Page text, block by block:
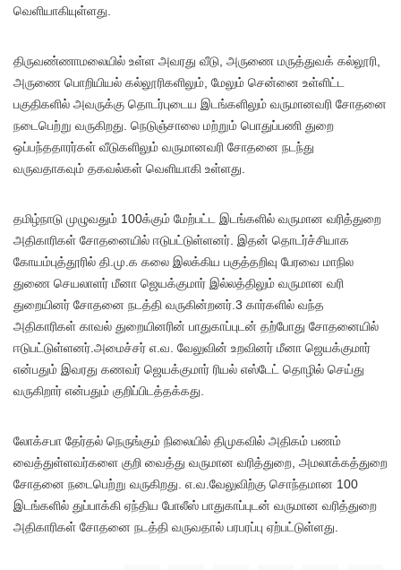
வெளியாகியுள்ளது.
திருவண்ணாமலையில் உள்ள அவரது வீடு, அருணை மருத்துவக் கல்லூரி,
அருணை பொறியியல் கல்லூரிகளிலும், மேலும் சென்னை உள்ளிட்ட
பகுதிகளில் அவருக்கு தொடர்புடைய இடங்களிலும் வருமானவரி சோதனை
நடைபெற்று வருகிறது. நெடுஞ்சாலை மற்றும் பொதுப்பணி துறை
ஒப்பந்ததாரர்கள் வீடுகளிலும் வருமானவரி சோதனை நடந்து
வருவதாகவும் தகவல்கள் வெளியாகி உள்ளது.
தமிழ்நாடு முழுவதும் 100க்கும் மேற்பட்ட இடங்களில் வருமான வரித்துறை
அதிகாரிகள் சோதனையில் ஈடுபட்டுள்ளனர். இதன் தொடர்ச்சியாக
கோயம்புத்தூரில் தி.மு.க கலை இலக்கிய பகுத்தறிவு பேரவை மாநில
துணை செயலாளர் மீனா ஜெயக்குமார் இல்லத்திலும் வருமான வரி
துறையினர் சோதனை நடத்தி வருகின்றனர்.3 கார்களில் வந்த
அதிகாரிகள் காவல் துறையினரின் பாதுகாப்புடன் தற்போது சோதனையில்
ஈடுபட்டுள்ளனர்.அமைச்சர் எ.வ. வேலுவின் உறவினர் மீனா ஜெயக்குமார்
என்பதும் இவரது கணவர் ஜெயக்குமார் ரியல் எஸ்டேட் தொழில் செய்து
வருகிறார் என்பதும் குறிப்பிடத்தக்கது.
லோக்சபா தேர்தல் நெருங்கும் நிலையில் திமுகவில் அதிகம் பணம்
வைத்துள்ளவர்களை குறி வைத்து வருமான வரித்துறை, அமலாக்கத்துறை
சோதனை நடைபெற்று வருகிறது. எ.வ.வேலுவிற்கு சொந்தமான 100
இடங்களில் துப்பாக்கி ஏந்திய போலீஸ் பாதுகாப்புடன் வருமான வரித்துறை
அதிகாரிகள் சோதனை நடத்தி வருவதால் பரபரப்பு ஏற்பட்டுள்ளது.